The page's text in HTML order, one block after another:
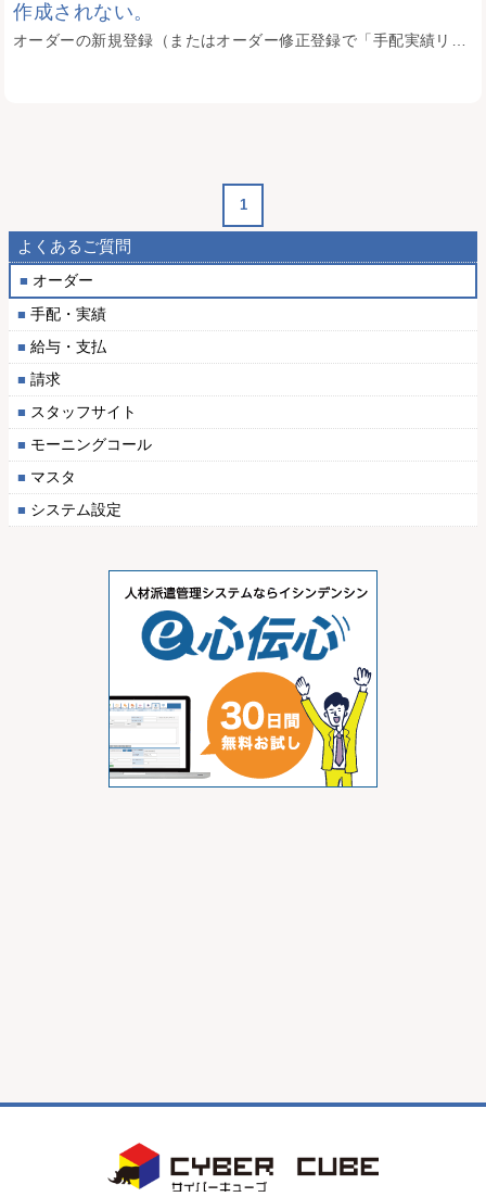
作成されない。
1
よくあるご質問
オーダー
手配・実績
給与・支払
請求
スタッフサイト
モーニングコール
マスタ
システム設定